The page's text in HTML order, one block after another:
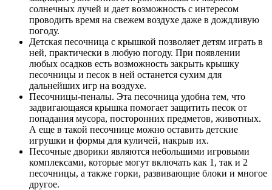
солнечных лучей и дает возможность с интересом
проводить время на свежем воздухе даже в дождливую
погоду.
Детская песочница с крышкой позволяет детям играть в
ней, практически в любую погоду. При появлении
любых осадков есть возможность закрыть крышку
песочницы и песок в ней останется сухим для
дальнейших игр на воздухе.
Песочницы-пеналы. Эта песочница удобна тем, что
задвигающаяся крышка помогает защитить песок от
попадания мусора, посторонних предметов, животных.
А еще в такой песочнице можно оставить детские
игрушки и формы для куличей, накрыв их.
Песочные дворики являются небольшими игровыми
комплексами, которые могут включать как 1, так и 2
песочницы, а также горки, развивающие блоки и многое
другое.